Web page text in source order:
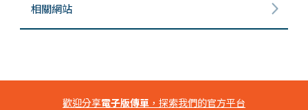
相關網站
歡迎分享電子版傳單 ，探索我們的官方平台